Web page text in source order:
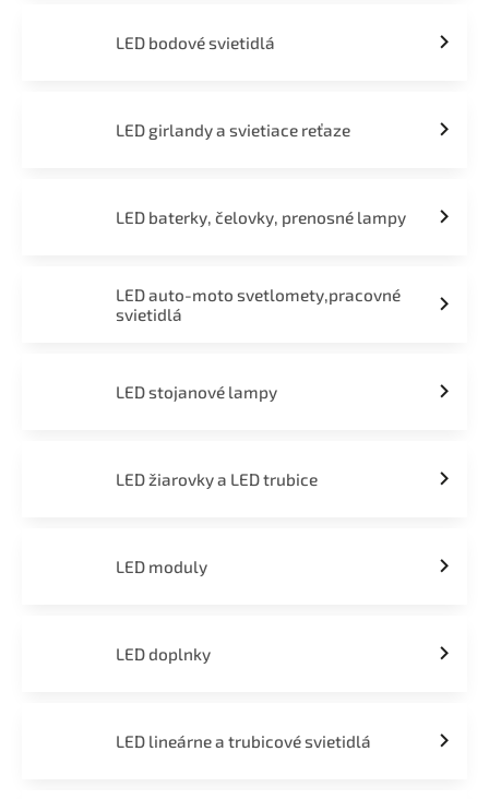
LED bodové svietidlá
LED girlandy a svietiace reťaze
LED baterky, čelovky, prenosné lampy
LED auto-moto svetlomety,pracovné
svietidlá
LED stojanové lampy
LED žiarovky a LED trubice
LED moduly
LED doplnky
LED lineárne a trubicové svietidlá